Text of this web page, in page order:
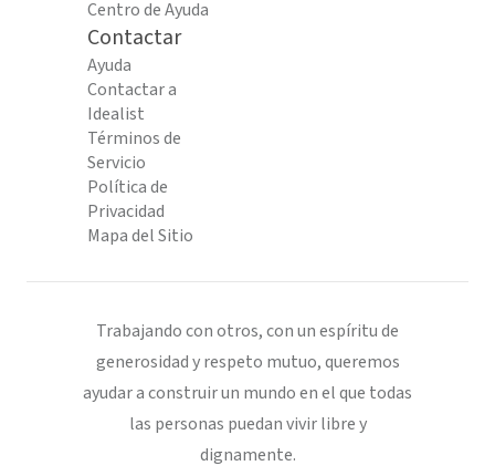
Centro de Ayuda
Contactar
Ayuda
Contactar a
Idealist
Términos de
Servicio
Política de
Privacidad
Mapa del Sitio
Trabajando con otros, con un espíritu de
generosidad y respeto mutuo, queremos
ayudar a construir un mundo en el que todas
las personas puedan vivir libre y
dignamente.